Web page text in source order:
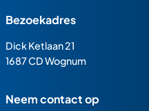
van
de
paginainhoud
Bezoekadres
Dick Ketlaan 21
1687 CD Wognum
Neem contact op